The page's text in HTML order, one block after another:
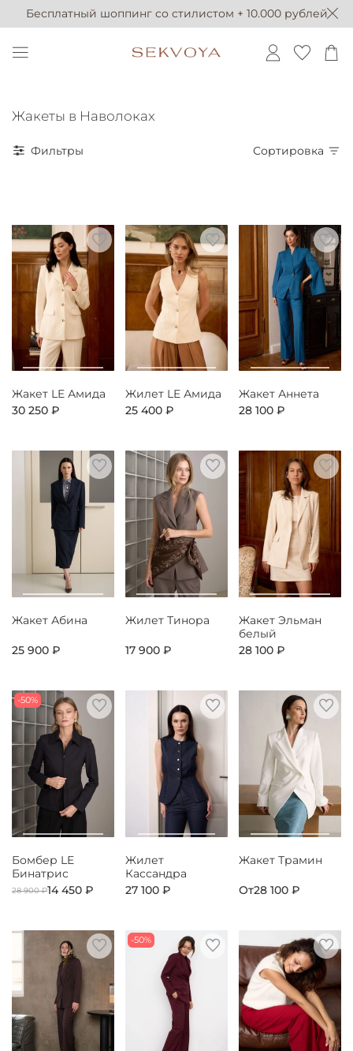
Бесплатный шоппинг со стилистом + 10.000 рублей
Жакеты в Наволоках
Фильтры Сортировка
Жакет LE Амида
30 250 ₽
Жилет LE Амида
25 400 ₽
Жакет Аннета
28 100 ₽
Жакет Абина
25 900 ₽
Жилет Тинора
17 900 ₽
Жакет Эльман
белый
28 100 ₽
-50%
Бомбер LE
Бинатрис
28 900 ₽14 450 ₽
Жилет
Кассандра
27 100 ₽
Жакет Трамин
От28 100 ₽
-50%